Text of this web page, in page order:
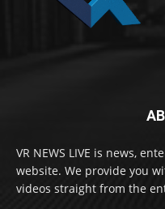
VR NEWS LIVE is news,
website. We provide you
videos straight from the